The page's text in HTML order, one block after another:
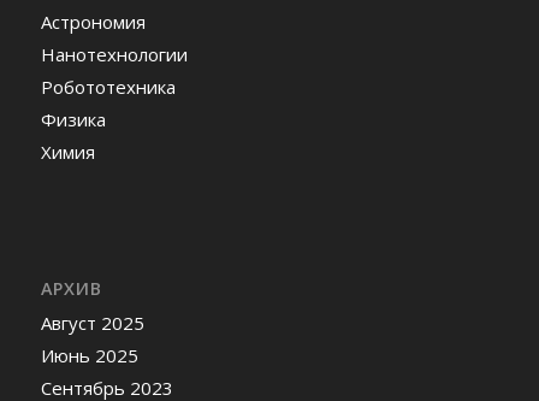
Астрономия
Нанотехнологии
Робототехника
Физика
Химия
АРХИВ
Август 2025
Июнь 2025
Сентябрь 2023